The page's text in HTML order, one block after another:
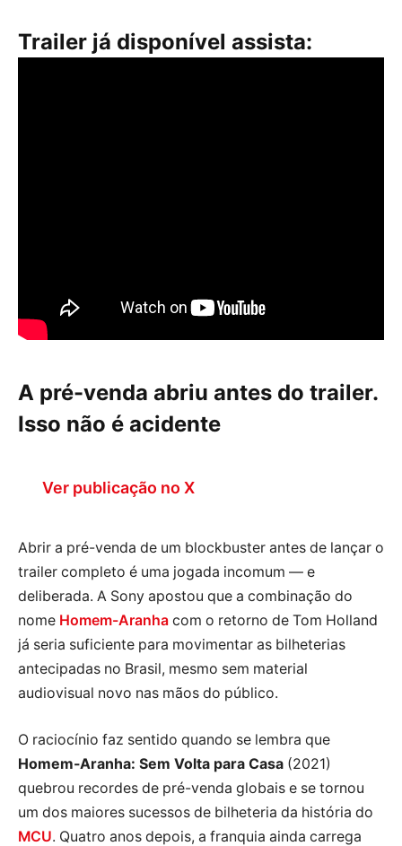
Trailer já disponível assista:
A pré-venda abriu antes do trailer.
Isso não é acidente
Ver publicação no X
Abrir a pré-venda de um blockbuster antes de lançar o
trailer completo é uma jogada incomum — e
deliberada. A Sony apostou que a combinação do
nome Homem-Aranha com o retorno de Tom Holland
já seria suficiente para movimentar as bilheterias
antecipadas no Brasil, mesmo sem material
audiovisual novo nas mãos do público.
O raciocínio faz sentido quando se lembra que
Homem-Aranha: Sem Volta para Casa (2021)
quebrou recordes de pré-venda globais e se tornou
um dos maiores sucessos de bilheteria da história do
MCU. Quatro anos depois, a franquia ainda carrega